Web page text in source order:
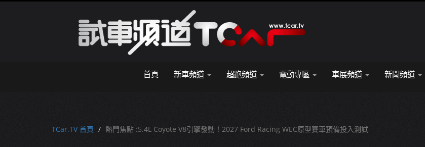
首頁 新車頻道 超跑頻道 電動專區 車展頻道 新聞頻道
TCar.TV 首頁 熱門焦點 :5.4L Coyote V8引擎發動！2027 Ford Racing WEC原型賽車預備投入測試